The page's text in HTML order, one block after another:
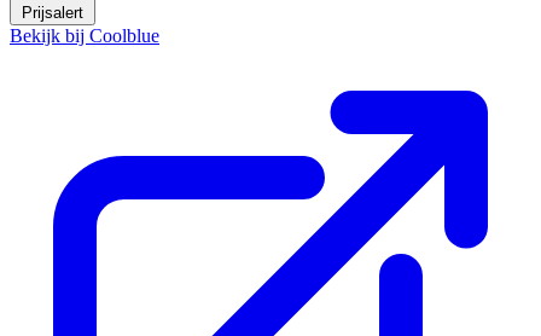
Prijsalert
Bekijk bij Coolblue